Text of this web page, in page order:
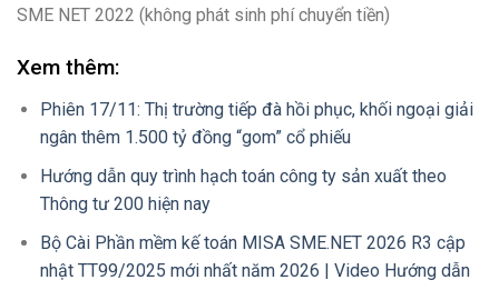
SME NET 2022 (không phát sinh phí chuyển tiền)
Xem thêm:
Phiên 17/11: Thị trường tiếp đà hồi phục, khối ngoại giải
ngân thêm 1.500 tỷ đồng “gom” cổ phiếu
Hướng dẫn quy trình hạch toán công ty sản xuất theo
Thông tư 200 hiện nay
Bộ Cài Phần mềm kế toán MISA SME.NET 2026 R3 cập
nhật TT99/2025 mới nhất năm 2026 | Video Hướng dẫn